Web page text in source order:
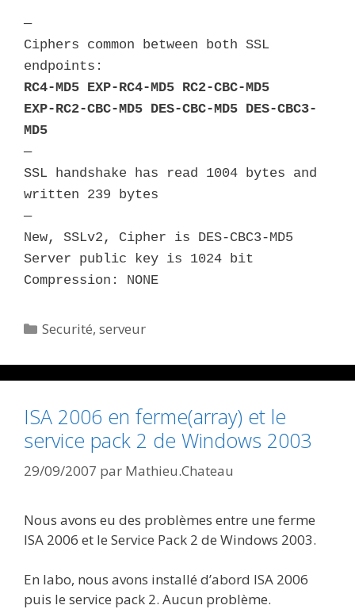
—
Ciphers common between both SSL
endpoints:
RC4-MD5 EXP-RC4-MD5 RC2-CBC-MD5
EXP-RC2-CBC-MD5 DES-CBC-MD5 DES-CBC3-
MD5
—
SSL handshake has read 1004 bytes and
written 239 bytes
—
New, SSLv2, Cipher is DES-CBC3-MD5
Server public key is 1024 bit
Compression: NONE
Catégories
Securité,serveur
ISA 2006 en ferme(array) et le
service pack 2 de Windows 2003
29/09/2007 par Mathieu.Chateau
Nous avons eu des problèmes entre une ferme
ISA 2006 et le Service Pack 2 de Windows 2003.
En labo, nous avons installé d’abord ISA 2006
puis le service pack 2. Aucun problème.